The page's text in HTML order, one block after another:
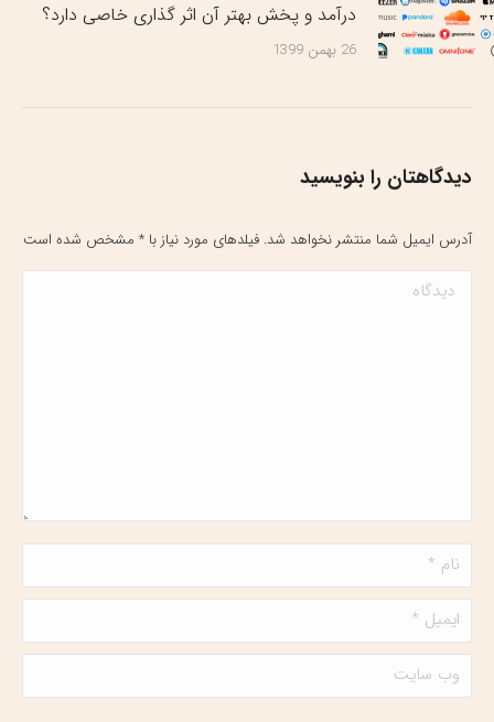
درآمد و پخش بهتر آن اثر گذاری خاصی دارد؟
26 بهمن 1399
دیدگاهتان را بنویسید
آدرس ایمیل شما منتشر نخواهد شد. فیلدهای مورد نیاز با * مشخص شده است
دیدگاه
نام *
ایمیل *
وب سایت